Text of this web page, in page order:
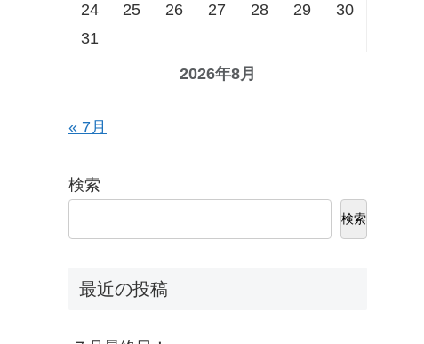
2026年8月
24
25 26 27 28 29
30
31
« 7月
検索
検索
最近の投稿